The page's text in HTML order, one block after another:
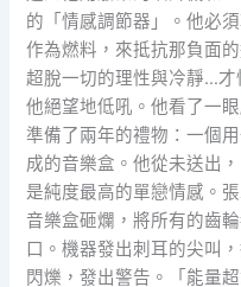
的「情感調節器」。他必
作為燃料，來抵抗那負面
超脫一切的理性與冷靜…才
他絕望地低吼。他看了一
準備了兩年的禮物：一個
成的音樂盒。他從未送出
是純度最高的單戀情感。
音樂盒砸爛，將所有的齒
口。機器發出刺耳的尖叫
閃爍，發出警告。「能量